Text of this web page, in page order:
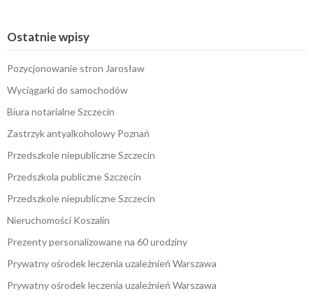
Ostatnie wpisy
Pozycjonowanie stron Jarosław
Wyciągarki do samochodów
Biura notarialne Szczecin
Zastrzyk antyalkoholowy Poznań
Przedszkole niepubliczne Szczecin
Przedszkola publiczne Szczecin
Przedszkole niepubliczne Szczecin
Nieruchomości Koszalin
Prezenty personalizowane na 60 urodziny
Prywatny ośrodek leczenia uzależnień Warszawa
Prywatny ośrodek leczenia uzależnień Warszawa